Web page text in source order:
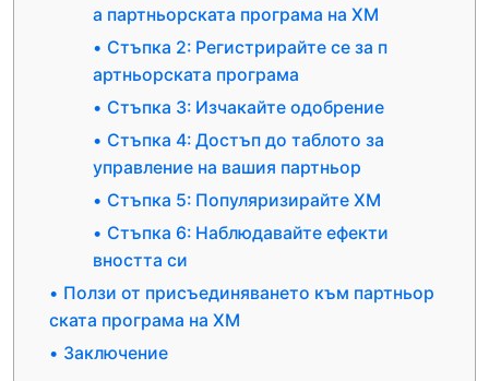
а партньорската програма на XM
Стъпка 2: Регистрирайте се за п
артньорската програма
Стъпка 3: Изчакайте одобрение
Стъпка 4: Достъп до таблото за
управление на вашия партньор
Стъпка 5: Популяризирайте XM
Стъпка 6: Наблюдавайте ефекти
вността си
Ползи от присъединяването към партньор
ската програма на XM
Заключение